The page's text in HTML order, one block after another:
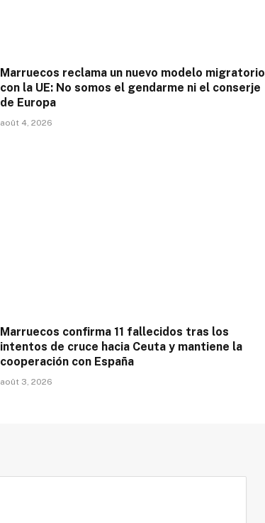
Marruecos reclama un nuevo modelo migratorio
con la UE: No somos el gendarme ni el conserje
de Europa
août 4, 2026
Marruecos confirma 11 fallecidos tras los
intentos de cruce hacia Ceuta y mantiene la
cooperación con España
août 3, 2026